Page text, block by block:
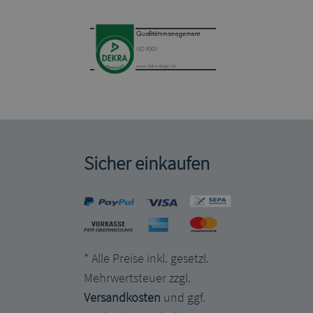
Sicher einkaufen
* Alle Preise inkl. gesetzl.
Mehrwertsteuer zzgl.
Versandkosten und ggf.